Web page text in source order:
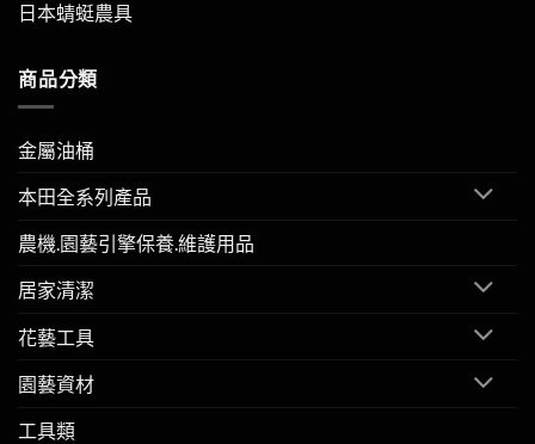
日本蜻蜓農具
商品分類
金屬油桶
本田全系列產品
農機.園藝引擎保養.維護用品
居家清潔
花藝工具
園藝資材
工具類